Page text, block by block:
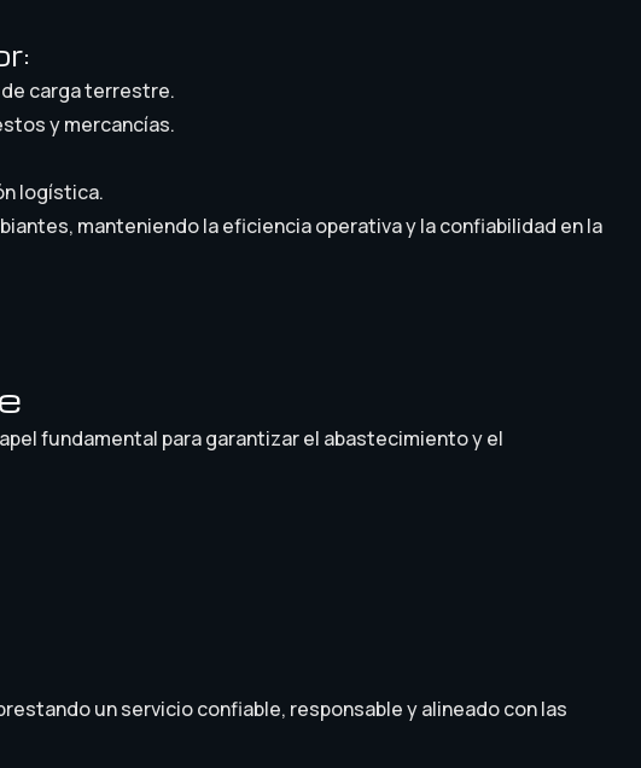
carga terrestre.
y mercancías.
logística.
manteniendo la eficiencia operativa y la confiabilidad en la
fundamental para garantizar el abastecimiento y el
un servicio confiable, responsable y alineado con las